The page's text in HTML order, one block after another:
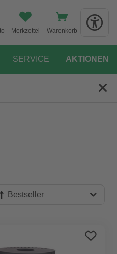
Merkzettel Warenkorb
SERVICE AKTIONEN
Bestseller
Preis absteigend